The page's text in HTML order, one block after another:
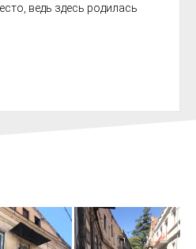
ведь здесь родилась